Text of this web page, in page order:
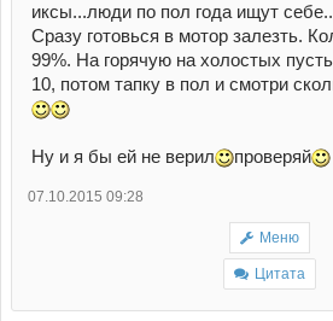
иксы...люди по пол года ищут
Сразу готовься в мотор залезть.
99%. На горячую на холостых
10, потом тапку в пол и смотри
Ну и я бы ей не верил проверяй
07.10.2015 09:28
Меню
Цитата